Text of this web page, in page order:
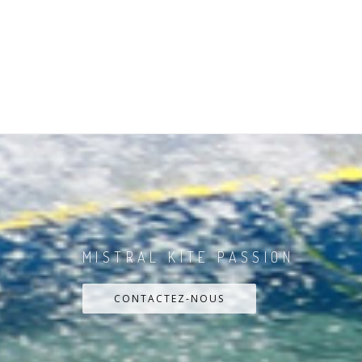
MISTRAL KITE PASSION
CONTACTEZ-NOUS